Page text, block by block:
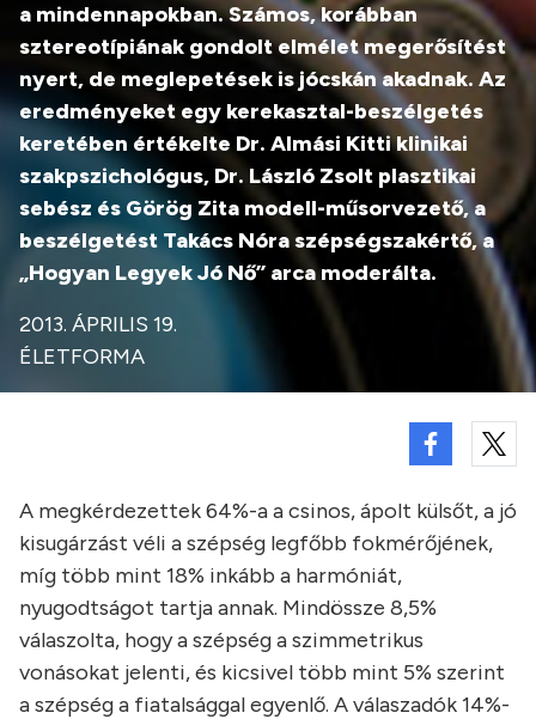
a mindennapokban. Számos, korábban
sztereotípiának gondolt elmélet megerősítést
nyert, de meglepetések is jócskán akadnak. Az
eredményeket egy kerekasztal-beszélgetés
keretében értékelte Dr. Almási Kitti klinikai
szakpszichológus, Dr. László Zsolt plasztikai
sebész és Görög Zita modell-műsorvezető, a
beszélgetést Takács Nóra szépségszakértő, a
„Hogyan Legyek Jó Nő” arca moderálta.
2013. ÁPRILIS 19.
ÉLETFORMA
A megkérdezettek 64%-a a csinos, ápolt külsőt, a jó
kisugárzást véli a szépség legfőbb fokmérőjének,
míg több mint 18% inkább a harmóniát,
nyugodtságot tartja annak. Mindössze 8,5%
válaszolta, hogy a szépség a szimmetrikus
vonásokat jelenti, és kicsivel több mint 5% szerint
a szépség a fiatalsággal egyenlő. A válaszadók 14%-